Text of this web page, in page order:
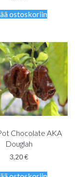
ostoskoriin
Chocolate AKA
Douglah
3,20€